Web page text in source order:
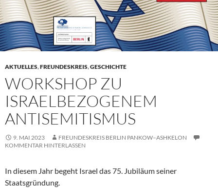
AKTUELLES,FREUNDESKREIS,GESCHICHTE
WORKSHOP ZU
ISRAELBEZOGENEM
ANTISEMITISMUS
9. MAI 2023
FREUNDESKREIS BERLIN PANKOW–ASHKELON
KOMMENTAR HINTERLASSEN
In diesem Jahr begeht Israel das 75. Jubiläum seiner
Staatsgründung.